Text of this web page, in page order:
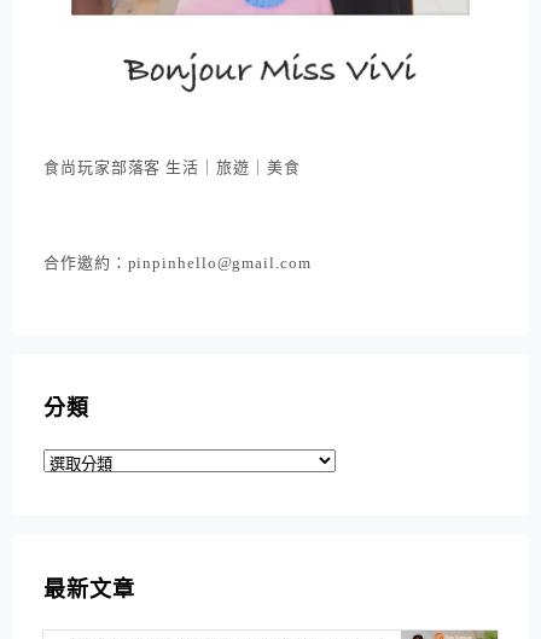
食尚玩家部落客 生活｜旅遊｜美食
合作邀約：pinpinhello@gmail.com
分類
分
最新文章